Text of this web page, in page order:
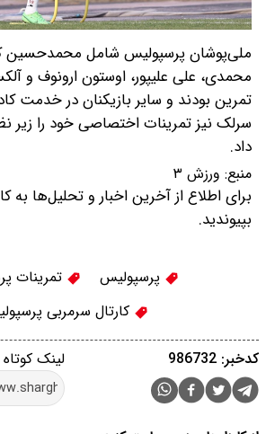
ملی‌پوشان پرسپولیس شامل محمدحسین
محمدی، علی علیپور، اوستون ارونوف و
تمرین بودند و سایر بازیکنان در خدمت
سرلک نیز تمرینات اختصاصی خود را زیر
داد.
منبع: ورزش ۳
برای اطلاع از آخرین اخبار و تحلیل‌ها به
بپیوندید.
پرسپولیس
تمرینات
کارتال سرمربی
لینک کوتاه کدخبر: 986732